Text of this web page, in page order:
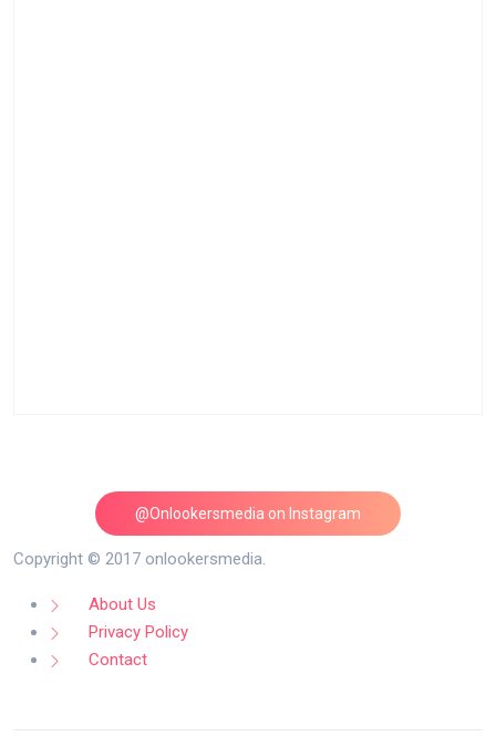
@Onlookersmedia on Instagram
Follow on Instagram
Copyright © 2017 onlookersmedia.
About Us
Privacy Policy
Contact